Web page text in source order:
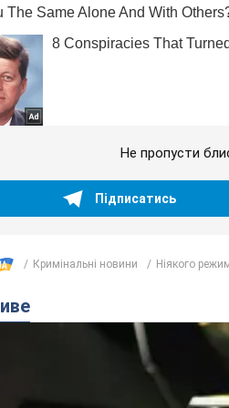
Не пропусти
Підписатись
Кримінальні новини Ніякого